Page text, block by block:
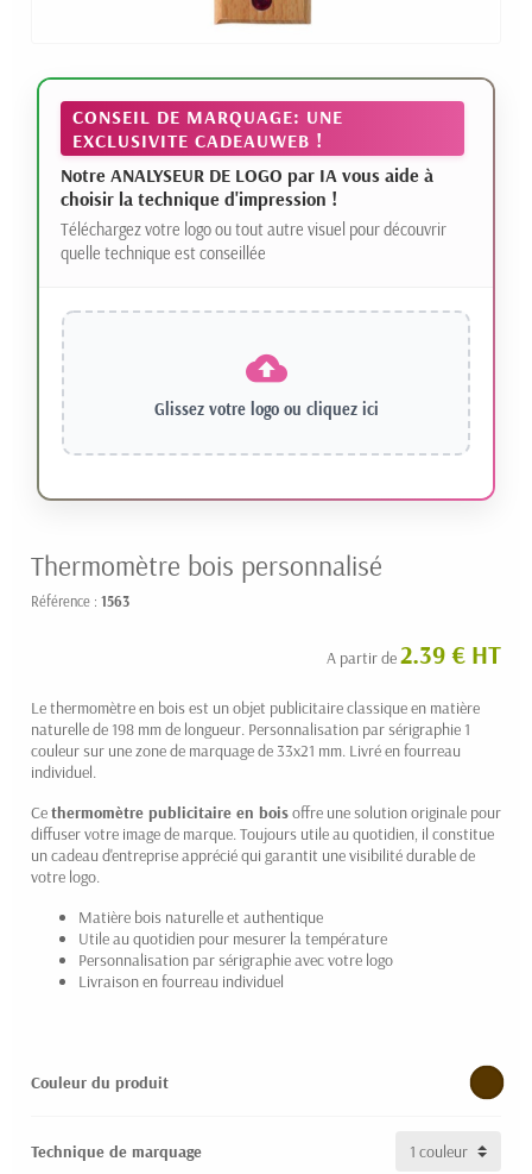
CONSEIL DE MARQUAGE: UNE
EXCLUSIVITE CADEAUWEB !
Notre ANALYSEUR DE LOGO par IA vous aide à
choisir la technique d'impression !
Téléchargez votre logo ou tout autre visuel pour découvrir
quelle technique est conseillée
Glissez votre logo ou cliquez ici
Thermomètre bois personnalisé
Référence : 1563
A partir de2.39 € HT
Le thermomètre en bois est un objet publicitaire classique en matière
naturelle de 198 mm de longueur. Personnalisation par sérigraphie 1
couleur sur une zone de marquage de 33x21 mm. Livré en fourreau
individuel.
Cethermomètre publicitaire en boisoffre une solution originale pour
diffuser votre image de marque. Toujours utile au quotidien, il constitue
un cadeau d'entreprise apprécié qui garantit une visibilité durable de
votre logo.
Matière bois naturelle et authentique
Utile au quotidien pour mesurer la température
Personnalisation par sérigraphie avec votre logo
Livraison en fourreau individuel
Couleur du produit
Technique de marquage